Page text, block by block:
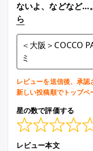
ないよ、などなど…
ら
＜大阪＞COCCO
ミ
レビューを送信後、承認
新しい投稿順でトップペ
星の数で評価する
レビュー本文